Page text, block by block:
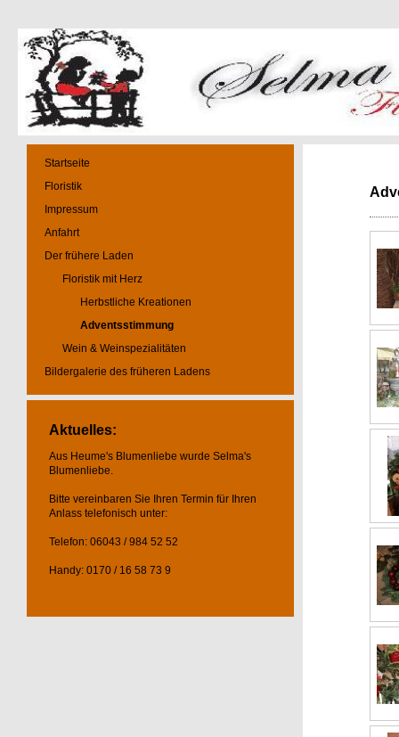
Startseite
Floristik
Impressum
Anfahrt
Der frühere Laden
Floristik mit Herz
Herbstliche Kreationen
Adventsstimmung
Wein & Weinspezialitäten
Bildergalerie des früheren Ladens
Aktuelles:
Aus Heume's Blumenliebe wurde Selma's
Blumenliebe.
Bitte vereinbaren Sie Ihren Termin für Ihren
Anlass telefonisch unter:
Telefon: 06043 / 984 52 52
Handy: 0170 / 16 58 73 9